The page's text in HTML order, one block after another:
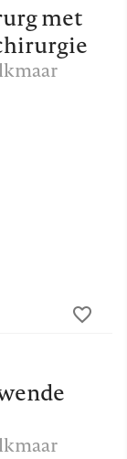
met